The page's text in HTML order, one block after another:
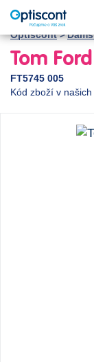
Optiscont
Tom
FT5745 005
Kód zboží v